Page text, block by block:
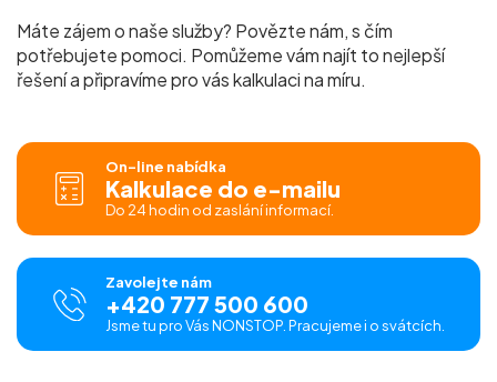
Máte zájem o naše služby? Povězte nám, s čím
potřebujete pomoci. Pomůžeme vám najít to nejlepší
řešení a připravíme pro váskalkulaci na míru.
On-line nabídka
Kalkulace do e-mailu
Do 24 hodin od zaslání informací.
Zavolejte nám
+420 777 500 600
Jsme tu pro Vás NONSTOP. Pracujeme i o svátcích.